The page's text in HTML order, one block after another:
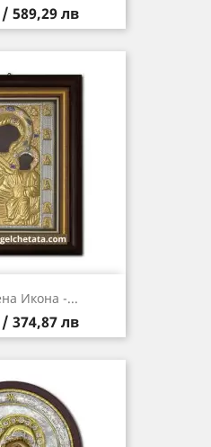
589,29 лв
Икона -...
374,87 лв